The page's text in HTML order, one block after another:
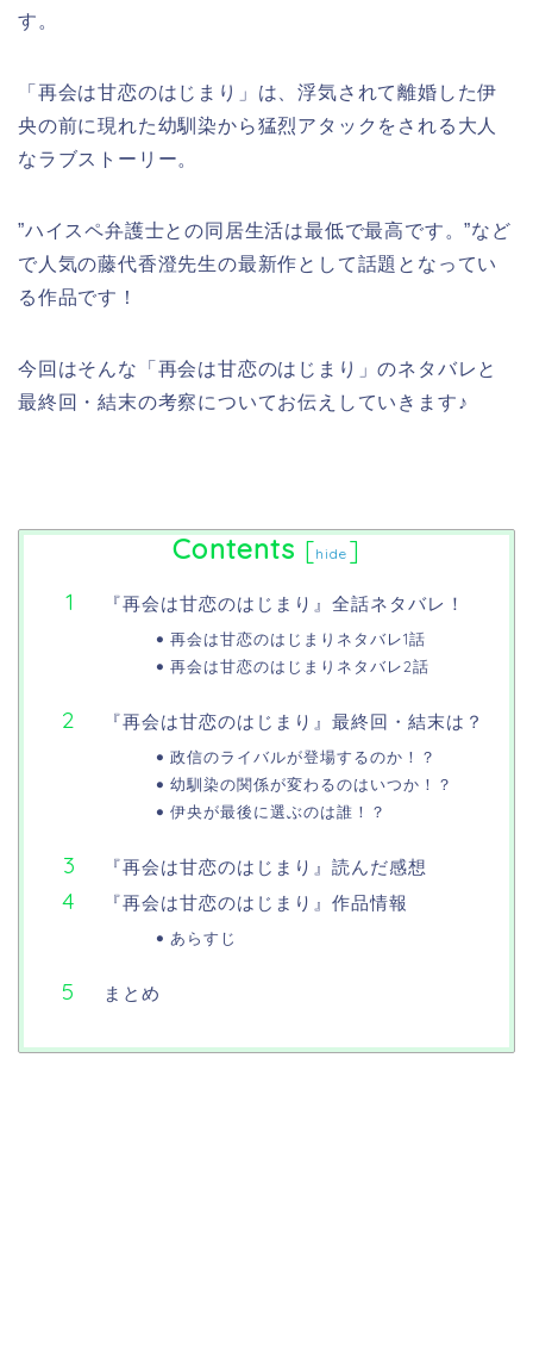
す。
「再会は甘恋のはじまり」は、浮気されて離婚した伊
央の前に現れた幼馴染から猛烈アタックをされる大人
なラブストーリー。
”ハイスペ弁護士との同居生活は最低で最高です。”など
で人気の藤代香澄先生の最新作として話題となってい
る作品です！
今回はそんな「再会は甘恋のはじまり」のネタバレと
最終回・結末の考察についてお伝えしていきます♪
Contents [hide ]
『再会は甘恋のはじまり』全話ネタバレ！
再会は甘恋のはじまりネタバレ1話
再会は甘恋のはじまりネタバレ2話
『再会は甘恋のはじまり』最終回・結末は？
政信のライバルが登場するのか！？
幼馴染の関係が変わるのはいつか！？
伊央が最後に選ぶのは誰！？
『再会は甘恋のはじまり』読んだ感想
『再会は甘恋のはじまり』作品情報
あらすじ
まとめ